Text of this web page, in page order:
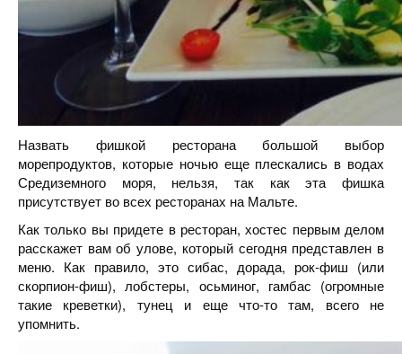
Назвать фишкой ресторана большой выбор
морепродуктов, которые ночью еще плескались в водах
Средиземного моря, нельзя, так как эта фишка
присутствует во всех ресторанах на Мальте.
Как только вы придете в ресторан, хостес первым делом
расскажет вам об улове, который сегодня представлен в
меню. Как правило, это сибас, дорада, рок-фиш (или
скорпион-фиш), лобстеры, осьминог, гамбас (огромные
такие креветки), тунец и еще что-то там, всего не
упомнить.